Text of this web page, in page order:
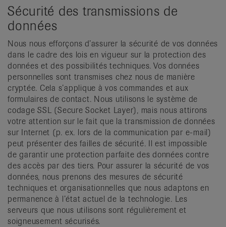
Sécurité des transmissions de
données
Nous nous efforçons d’assurer la sécurité de vos données
dans le cadre des lois en vigueur sur la protection des
données et des possibilités techniques. Vos données
personnelles sont transmises chez nous de manière
cryptée. Cela s’applique à vos commandes et aux
formulaires de contact. Nous utilisons le système de
codage SSL (Secure Socket Layer), mais nous attirons
votre attention sur le fait que la transmission de données
sur Internet (p. ex. lors de la communication par e-mail)
peut présenter des failles de sécurité. Il est impossible
de garantir une protection parfaite des données contre
des accès par des tiers. Pour assurer la sécurité de vos
données, nous prenons des mesures de sécurité
techniques et organisationnelles que nous adaptons en
permanence à l’état actuel de la technologie. Les
serveurs que nous utilisons sont régulièrement et
soigneusement sécurisés.